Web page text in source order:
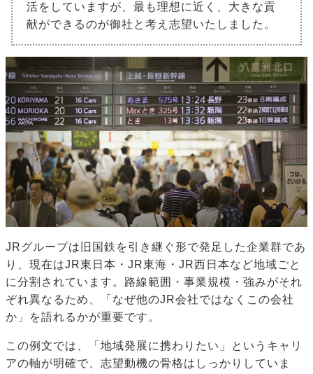
活をしていますが、最も理想に近く、大きな貢
献ができるのが御社と考え志望いたしました。
JRグループは旧国鉄を引き継ぐ形で発足した企業群であ
り、現在はJR東日本・JR東海・JR西日本など地域ごと
に分割されています。路線範囲・事業規模・強みがそれ
ぞれ異なるため、「なぜ他のJR会社ではなくこの会社
か」を語れるかが重要です。
この例文では、「地域発展に携わりたい」というキャリ
アの軸が明確で、志望動機の骨格はしっかりしていま